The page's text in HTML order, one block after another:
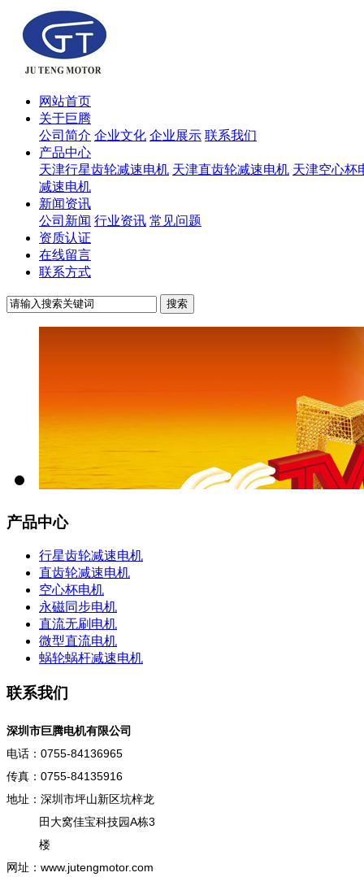
网站首页
关于巨腾
公司简介 企业文化 企业展示 联系我们
产品中心
天津行星齿轮减速电机 天津直齿轮减速电机 天津空心杯
减速电机
新闻资讯
公司新闻 行业资讯 常见问题
资质认证
在线留言
联系方式
产品中心
行星齿轮减速电机
直齿轮减速电机
空心杯电机
永磁同步电机
直流无刷电机
微型直流电机
蜗轮蜗杆减速电机
联系我们
深圳市巨腾电机有限公司
电话：0755-84136965
传真：0755-84135916
地址：深圳市坪山新区坑梓龙
田大窝佳宝科技园A栋3
楼
网址：www.jutengmotor.com